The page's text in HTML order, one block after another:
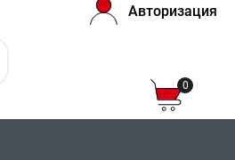
Авторизация
0